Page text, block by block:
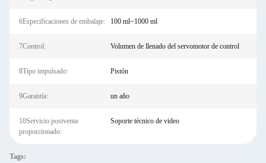
6Especificaciones de embalaje: 100 ml~1000 ml
7Control: Volumen de llenado del servomotor de control
8Tipo impulsado: Pistón
9Garantía: un año
10Servicio postventa
proporcionado:
Soporte técnico de video
Tags: